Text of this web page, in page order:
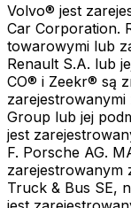
Volvo® jest
Car Corporation.
towarowymi lub
Renault S.A. lub
CO® i Zeekr® są
Group lub jej
jest
F. Porsche AG.
zarejestrowanym
Truck & Bus SE,